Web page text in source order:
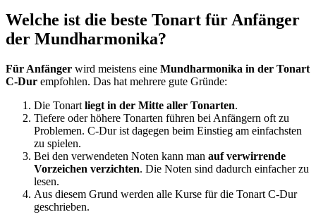
Welche ist die beste Tonart für Anfänger
der Mundharmonika?
Für Anfänger wird meistens eine Mundharmonika in der Tonart
C-Dur empfohlen. Das hat mehrere gute Gründe:
Die Tonart liegt in der Mitte aller Tonarten.
Tiefere oder höhere Tonarten führen bei Anfängern oft zu
Problemen. C-Dur ist dagegen beim Einstieg am einfachsten
zu spielen.
Bei den verwendeten Noten kann man auf verwirrende
Vorzeichen verzichten. Die Noten sind dadurch einfacher zu
lesen.
Aus diesem Grund werden alle Kurse für die Tonart C-Dur
geschrieben.